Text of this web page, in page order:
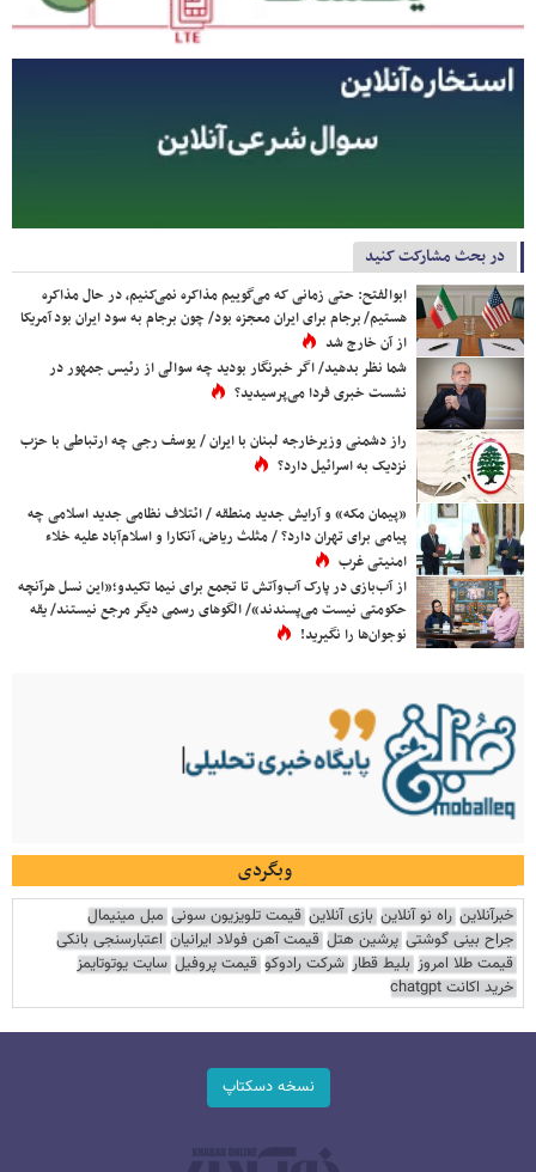
در بحث مشارکت کنید
ابوالفتح: حتی زمانی که می‌گوییم مذاکره نمی‌کنیم، در حال مذاکره
هستیم/ برجام برای ایران معجزه بود/ چون برجام به سود ایران بود آمریکا
از آن خارج شد
شما نظر بدهید/ اگر خبرنگار بودید چه سوالی از رئیس جمهور در
نشست خبری فردا می‌پرسیدید؟
راز دشمنی وزیرخارجه لبنان با ایران / یوسف رجی چه ارتباطی با حزب
نزدیک به اسرائیل دارد؟
«پیمان مکه» و آرایش جدید منطقه / ائتلاف نظامی جدید اسلامی چه
پیامی برای تهران دارد؟ / مثلث ریاض، آنکارا و اسلام‌آباد علیه خلاء
امنیتی غرب
از آب‌بازی در پارک آب‌وآتش تا تجمع برای نیما تکیدو؛«این نسل هرآنچه
حکومتی نیست می‌پسندند»/ الگوهای رسمی دیگر مرجع نیستند/ یقه
نوجوان‌ها را نگیرید!
وبگردی
خبرآنلاین راه نو آنلاین بازی آنلاین قیمت تلویزیون سونی مبل مینیمال
جراح بینی گوشتی پرشین هتل قیمت آهن فولاد ایرانیان اعتبارسنجی بانکی
قیمت طلا امروز بلیط قطار شرکت رادوکو قیمت پروفیل سایت یوتوتایمز
خرید اکانت chatgpt
نسخه دسکتاپ